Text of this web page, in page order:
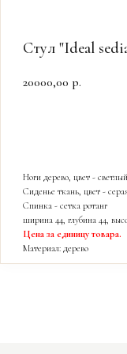
Стул "Ideal
20000,00 р.
Ноги дерево, цвет -
Сиденье ткань, цвет -
Спинка - сетка ротанг
ширина 44, глубина 44,
Цена за единицу товара.
Материал: дерево